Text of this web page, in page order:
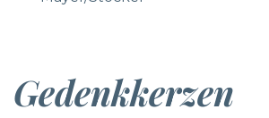
Gedenkkerzen